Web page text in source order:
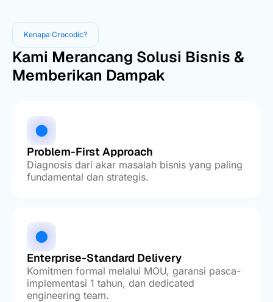
Kenapa Crocodic?
Kami Merancang Solusi Bisnis &
Memberikan Dampak
Problem-First Approach
Diagnosis dari akar masalah bisnis yang paling
fundamental dan strategis.
Enterprise-Standard Delivery
Komitmen formal melalui MOU, garansi pasca-
implementasi 1 tahun, dan dedicated
engineering team.